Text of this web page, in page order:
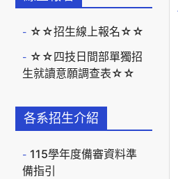
☆☆招生線上報名☆☆
☆☆四技日間部單獨招
生就讀意願調查表☆☆
各系招生介紹
115學年度備審資料準
備指引